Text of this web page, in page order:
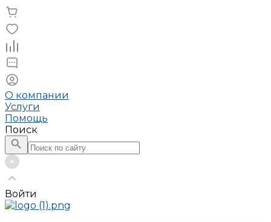
О компании
Услуги
Помощь
Поиск
Войти